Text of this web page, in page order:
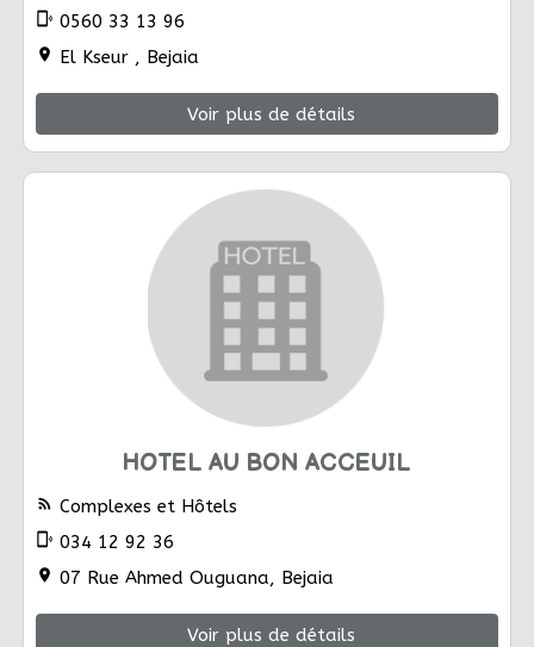
phonelink_ring 0560 33 13 96
location_on El Kseur , Bejaia
Voir plus de détails
HOTEL AU BON ACCEUIL
rss_feed Complexes et Hôtels
phonelink_ring 034 12 92 36
location_on 07 Rue Ahmed Ouguana, Bejaia
Voir plus de détails